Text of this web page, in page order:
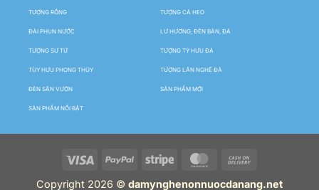
TƯỢNG RỒNG TƯỢNG CÁ HEO
ĐÀI PHUN NƯỚC LƯ HƯƠNG, ĐÈN BÀN, ĐÁ
TƯỢNG SƯ TỬ TƯỢNG TỲ HƯU ĐÁ
TÙY HƯU PHONG THỦY TƯỢNG LÂN NGHÊ ĐÁ
ĐÈN SÂN VƯỜN SẢN PHẨM MỚI
SẢN PHẨM NỔI BẬT
Copyright 2026 © damynghenonnuocdanang.net